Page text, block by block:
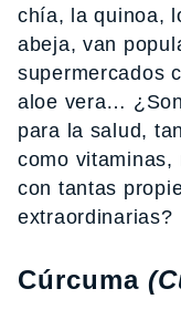
chía, la quinoa,
abeja, van
supermercados
aloe vera…
para la salud,
como vitaminas,
con tantas
extraordinarias?
Cúrcuma